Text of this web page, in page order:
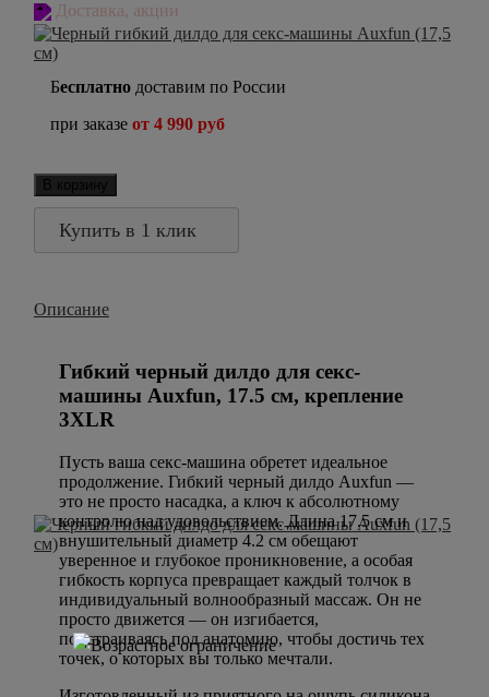
Доставка, акции
Бесплатно доставим по России
при заказе от 4 990 руб
В корзину
Купить в 1 клик
Описание
Гибкий черный дилдо для секс-
машины Auxfun, 17.5 см, крепление
3XLR
Пусть ваша секс-машина обретет идеальное
продолжение. Гибкий черный дилдо Auxfun —
это не просто насадка, а ключ к абсолютному
контролю над удовольствием. Длина 17.5 см и
внушительный диаметр 4.2 см обещают
уверенное и глубокое проникновение, а особая
гибкость корпуса превращает каждый толчок в
индивидуальный волнообразный массаж. Он не
просто движется — он изгибается,
подстраиваясь под анатомию, чтобы достичь тех
точек, о которых вы только мечтали.